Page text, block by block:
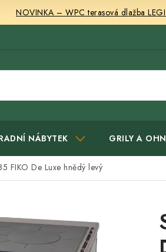
NOVINKA – WPC terasová dlažba
NÁBYTEK GRILY A
FIKO De Luxe hnědý levý